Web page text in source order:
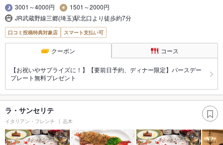
3001～4000円
1501～2000円
JR武蔵野線三郷(埼玉)駅北口より徒歩約7分
口コミ投稿特典対象店 スマート支払い可
クーポン コース
【お祝いやサプライズに！】【要前日予約、ディナー限定】バースデー
プレート無料プレゼント
ラ・サンセリテ
イタリアン・フレンチ 志木